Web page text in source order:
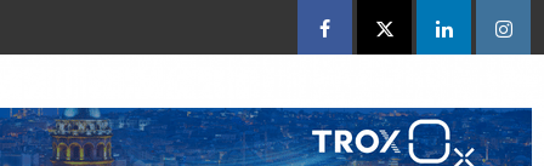
FacebookTwitterLinkedin